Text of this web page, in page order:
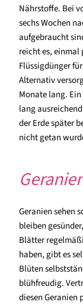
Nährstoffe. Bei
sechs Wochen
aufgebraucht
reicht es, einmal
Flüssigdünger
Alternativ
Monate lang.
lang
der Erde später
nicht getan
Geranien sehen
bleiben
Blätter
haben, gibt es
Blüten
blühfreudig.
diesen Geranien